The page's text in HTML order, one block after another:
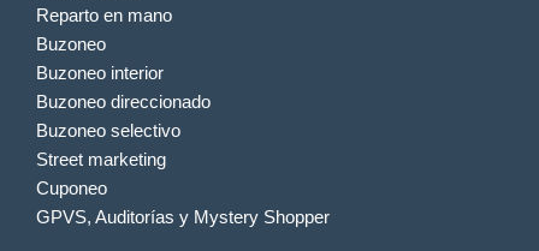
Reparto en mano
Buzoneo
Buzoneo interior
Buzoneo direccionado
Buzoneo selectivo
Street marketing
Cuponeo
GPVS, Auditorías y Mystery Shopper